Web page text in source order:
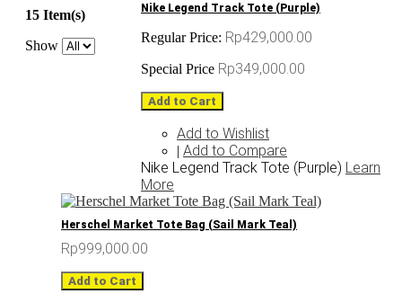
15 Item(s)
Show
Nike Legend Track Tote (Purple)
Regular Price: Rp429,000.00
Special Price Rp349,000.00
Add to Cart
Add to Wishlist
| Add to Compare
Nike Legend Track Tote (Purple) Learn
More
Herschel Market Tote Bag (Sail Mark Teal)
Rp999,000.00
Add to Cart